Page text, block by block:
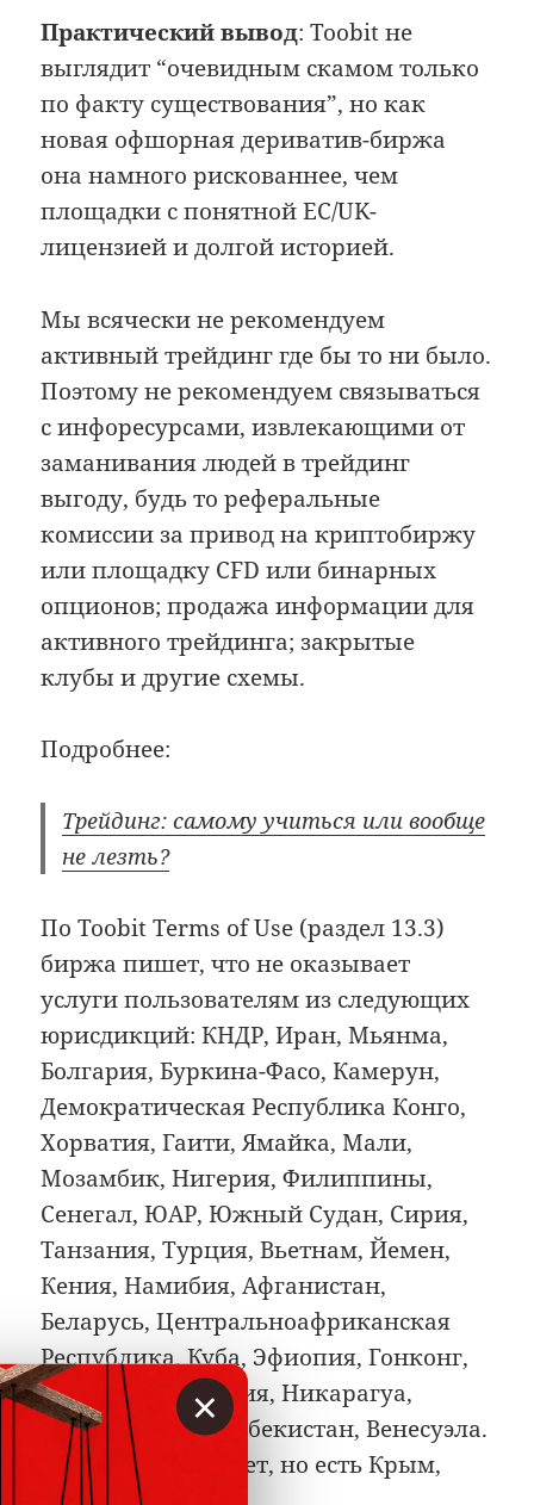
Практический вывод: Toobit не
выглядит “очевидным скамом только
по факту существования”, но как
новая офшорная дериватив-биржа
она намного рискованнее, чем
площадки с понятной ЕС/UK-
лицензией и долгой историей.
Мы всячески не рекомендуем
активный трейдинг где бы то ни было.
Поэтому не рекомендуем связываться
с инфоресурсами, извлекающими от
заманивания людей в трейдинг
выгоду, будь то реферальные
комиссии за привод на криптобиржу
или площадку CFD или бинарных
опционов; продажа информации для
активного трейдинга; закрытые
клубы и другие схемы.
Подробнее:
Трейдинг: самому учиться или вообще
не лезть?
По Toobit Terms of Use (раздел 13.3)
биржа пишет, что не оказывает
услуги пользователям из следующих
юрисдикций: КНДР, Иран, Мьянма,
Болгария, Буркина-Фасо, Камерун,
Демократическая Республика Конго,
Хорватия, Гаити, Ямайка, Мали,
Мозамбик, Нигерия, Филиппины,
Сенегал, ЮАР, Южный Судан, Сирия,
Танзания, Турция, Вьетнам, Йемен,
Кения, Намибия, Афганистан,
Беларусь, Центральноафриканская
Республика, Куба, Эфиопия, Гонконг,
Ирак, Ливан, Ливия, Никарагуа,
Сомали, Судан, Узбекистан, Венесуэла.
России в списке нет, но есть Крым,
×